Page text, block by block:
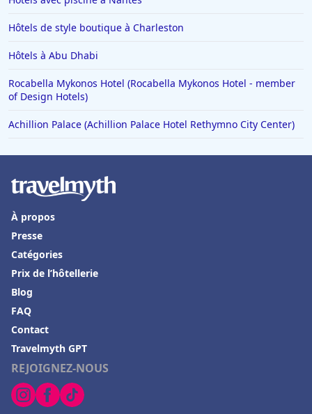
Hôtels de style boutique à Charleston
Hôtels à Abu Dhabi
Rocabella Mykonos Hotel (Rocabella Mykonos Hotel - member
of Design Hotels)
Achillion Palace (Achillion Palace Hotel Rethymno City Center)
REJOIGNEZ-NOUS
À propos
Presse
Catégories
Prix de l’hôtellerie
Blog
FAQ
Contact
Travelmyth GPT